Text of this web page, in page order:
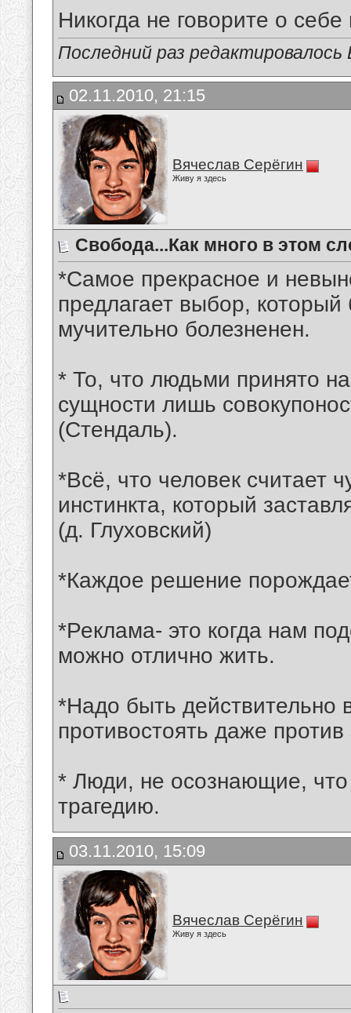
Никогда не говорите о
Последний раз
02.11.2010, 21:15
Вячеслав Серёгин
Живу я здесь
Свобода...Как много в этом
*Самое прекрасное и
предлагает выбор,
мучительно болезненен.
* То, что людьми принято
сущности лишь
(Стендаль).
*Всё, что человек считает
инстинкта, который
(д. Глуховский)
*Каждое решение
*Реклама- это когда нам
можно отлично жить.
*Надо быть действительно
противостоять даже
* Люди, не осознающие,
трагедию.
03.11.2010, 15:09
Вячеслав Серёгин
Живу я здесь